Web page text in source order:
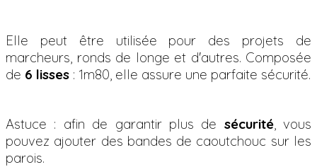
Elle peut être utilisée pour des projets de
marcheurs, ronds de longe et d'autres. Composée
de 6 lisses : 1m80, elle assure une parfaite sécurité.
Astuce : afin de garantir plus de sécurité, vous
pouvez ajouter des bandes de caoutchouc sur les
parois.